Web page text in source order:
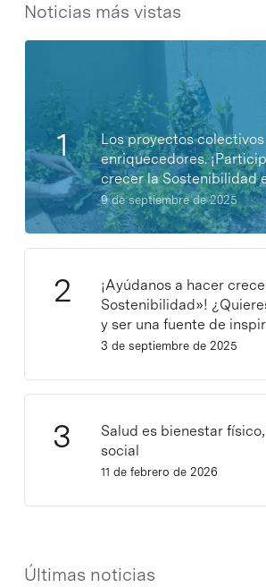
Noticias más vistas
Los proyectos colectivos
enriquecedores.
crecer la Sostenibilidad
9 de septiembre de 2025
¡Ayúdanos a hacer
Sostenibilidad»!
y ser una fuente de
3 de septiembre de 2025
Salud es bienestar
social
11 de febrero de 2026
Últimas noticias